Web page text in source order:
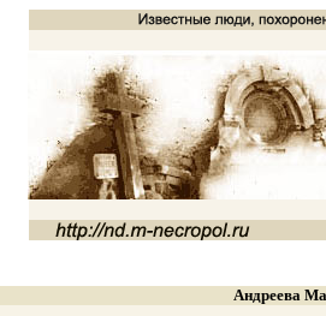
Андреева